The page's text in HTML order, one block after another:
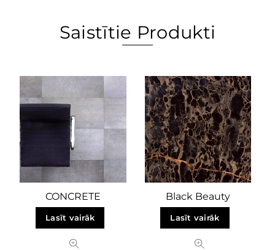
Saistītie Produkti
CONCRETE
Lasīt vairāk
Black Beauty
Lasīt vairāk